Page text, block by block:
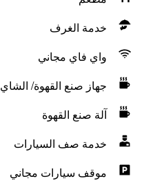
خدمة الغرف
واي فاي مجاني
جهاز صنع القهوة/ الشاي
آلة صنع القهوة
خدمة صف السيارات
موقف سيارات مجاني